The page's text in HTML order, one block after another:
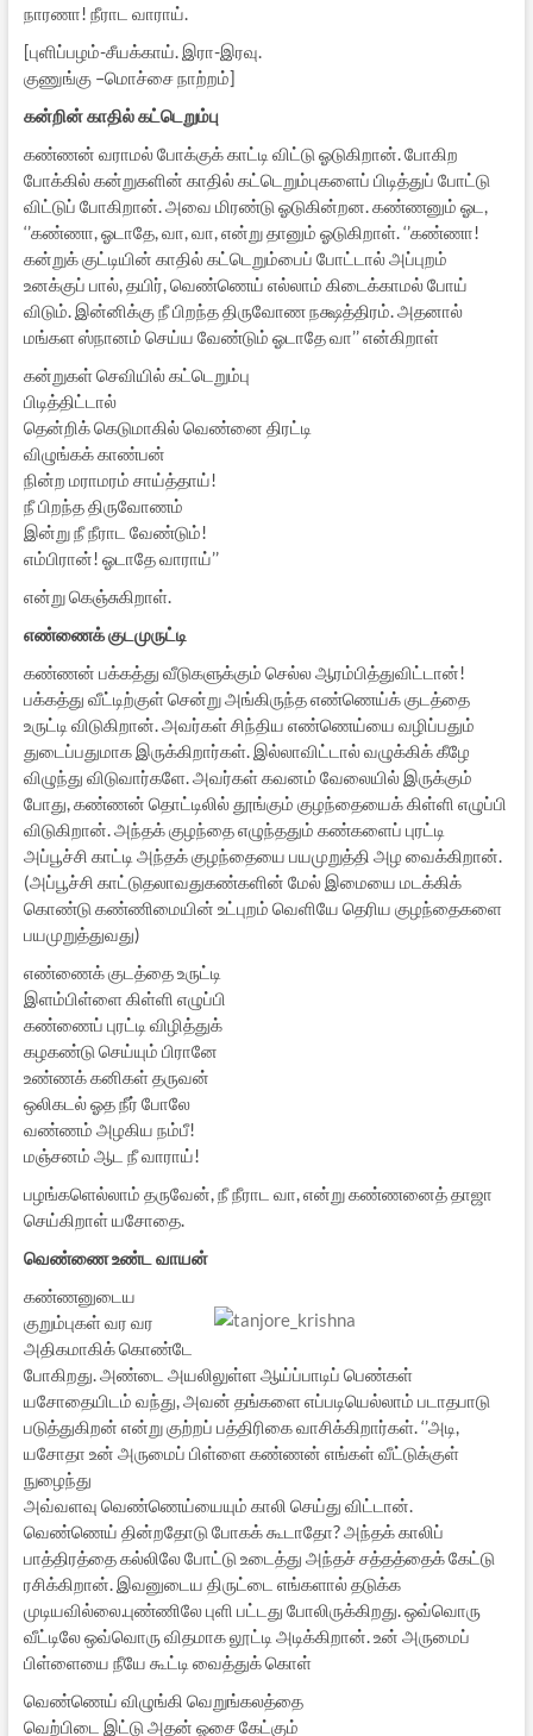
நாரணா! நீராட வாராய்.
[புளிப்பழம்-சீயக்காய். இரா-இரவு.
குணுங்கு –மொச்சை நாற்றம்]
கன்றின் காதில் கட்டெறும்பு
கண்ணன் வராமல் போக்குக் காட்டி விட்டு ஓடுகிறான். போகிற
போக்கில் கன்றுகளின் காதில் கட்டெறும்புகளைப் பிடித்துப் போட்டு
விட்டுப் போகிறான். அவை மிரண்டு ஓடுகின்றன. கண்ணனும் ஓட,
‘’கண்ணா, ஓடாதே, வா, வா, என்று தானும் ஓடுகிறாள். ‘’கண்ணா!
கன்றுக் குட்டியின் காதில் கட்டெறும்பைப் போட்டால் அப்புறம்
உனக்குப் பால், தயிர், வெண்ணெய் எல்லாம் கிடைக்காமல் போய்
விடும். இன்னிக்கு நீ பிறந்த திருவோண நக்ஷத்திரம். அதனால்
மங்கள ஸ்நானம் செய்ய வேண்டும் ஓடாதே வா’’ என்கிறாள்
கன்றுகள் செவியில் கட்டெறும்பு
பிடித்திட்டால்
தென்றிக் கெடுமாகில் வெண்னை திரட்டி
விழுங்கக் காண்பன்
நின்ற மராமரம் சாய்த்தாய்!
நீ பிறந்த திருவோணம்
இன்று நீ நீராட வேண்டும்!
எம்பிரான்! ஓடாதே வாராய்’’
என்று கெஞ்சுகிறாள்.
எண்ணைக் குடமுருட்டி
கண்ணன் பக்கத்து வீடுகளுக்கும் செல்ல ஆரம்பித்துவிட்டான்!
பக்கத்து வீட்டிற்குள் சென்று அங்கிருந்த எண்ணெய்க் குடத்தை
உருட்டி விடுகிறான். அவர்கள் சிந்திய எண்ணெய்யை வழிப்பதும்
துடைப்பதுமாக இருக்கிறார்கள். இல்லாவிட்டால் வழுக்கிக் கீழே
விழுந்து விடுவார்களே. அவர்கள் கவனம் வேலையில் இருக்கும்
போது, கண்ணன் தொட்டிலில் தூங்கும் குழந்தையைக் கிள்ளி எழுப்பி
விடுகிறான். அந்தக் குழந்தை எழுந்ததும் கண்களைப் புரட்டி
அப்பூச்சி காட்டி அந்தக் குழந்தையை பயமுறுத்தி அழ வைக்கிறான்.
(அப்பூச்சி காட்டுதலாவதுகண்களின் மேல் இமையை மடக்கிக்
கொண்டு கண்ணிமையின் உட்புறம் வெளியே தெரிய குழந்தைகளை
பயமுறுத்துவது)
எண்ணைக் குடத்தை உருட்டி
இளம்பிள்ளை கிள்ளி எழுப்பி
கண்ணைப் புரட்டி விழித்துக்
கழகண்டு செய்யும் பிரானே
உண்ணக் கனிகள் தருவன்
ஒலிகடல் ஓத நீர் போலே
வண்ணம் அழகிய நம்பீ!
மஞ்சனம் ஆட நீ வாராய்!
பழங்களெல்லாம் தருவேன், நீ நீராட வா, என்று கண்ணனைத் தாஜா
செய்கிறாள் யசோதை.
வெண்ணை உண்ட வாயன்
கண்ணனுடைய
குறும்புகள் வர வர
அதிகமாகிக் கொண்டே
போகிறது. அண்டை அயலிலுள்ள ஆய்ப்பாடிப் பெண்கள்
யசோதையிடம் வந்து, அவன் தங்களை எப்படியெல்லாம் படாதபாடு
படுத்துகிறன் என்று குற்றப் பத்திரிகை வாசிக்கிறார்கள். ‘’அடி,
யசோதா உன் அருமைப் பிள்ளை கண்ணன் எங்கள் வீட்டுக்குள்
நுழைந்து
அவ்வளவு வெண்ணெய்யையும் காலி செய்து விட்டான்.
வெண்ணெய் தின்றதோடு போகக் கூடாதோ? அந்தக் காலிப்
பாத்திரத்தை கல்லிலே போட்டு உடைத்து அந்தச் சத்தத்தைக் கேட்டு
ரசிக்கிறான். இவனுடைய திருட்டை எங்களால் தடுக்க
முடியவில்லை.புண்ணிலே புளி பட்டது போலிருக்கிறது. ஒவ்வொரு
வீட்டிலே ஒவ்வொரு விதமாக லூட்டி அடிக்கிறான். உன் அருமைப்
பிள்ளையை நீயே கூட்டி வைத்துக் கொள்
வெண்ணெய் விழுங்கி வெறுங்கலத்தை
வெற்பிடை இட்டு அதன் ஓசை கேட்கும்